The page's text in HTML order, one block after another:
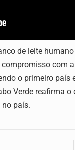
de leite
com
o primeiro
Verde reafirma
no país.